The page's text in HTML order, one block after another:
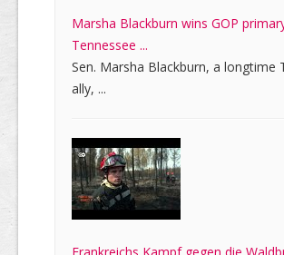
Marsha Blackburn wins GOP
Tennessee ...
Sen. Marsha Blackburn, a longtime
ally, ...